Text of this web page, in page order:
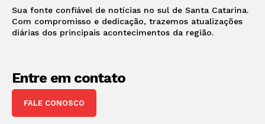
Sua fonte confiável de notícias no sul de Santa Catarina.
Com compromisso e dedicação, trazemos atualizações
diárias dos principais acontecimentos da região.
Entre em contato
FALE CONOSCO